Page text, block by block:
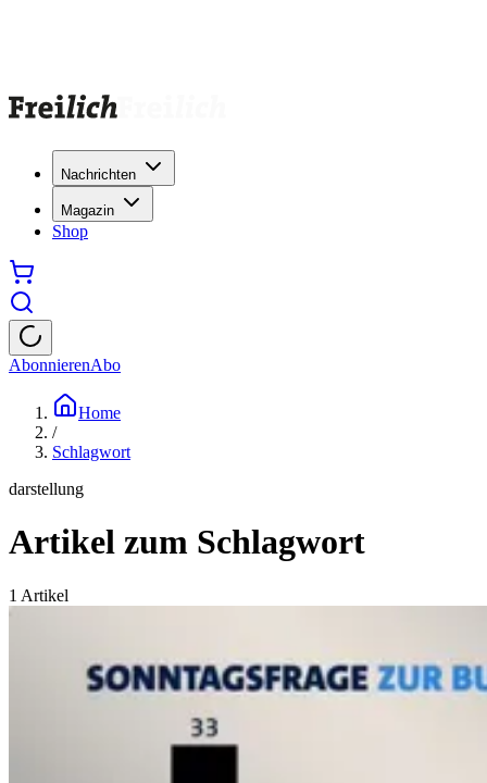
Nachrichten
Magazin
Shop
AbonnierenAbo
Home
/
Schlagwort
darstellung
Artikel zum Schlagwort
1 Artikel